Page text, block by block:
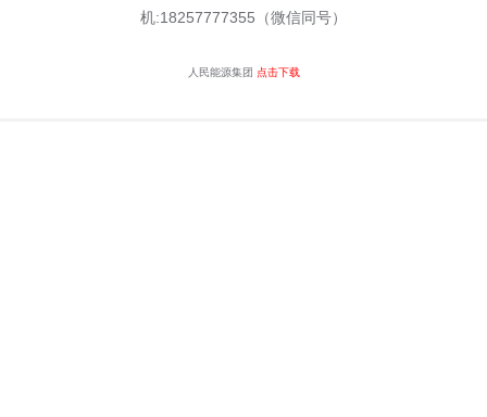
机:18257777355（微信同号）
人民能源集团 点击下载